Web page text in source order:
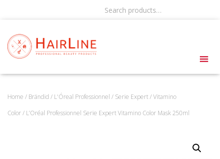
Search products…
Home / Brändid / L'Óreal Professionnel / Serie Expert/Vitamino
Color/ L’Oréal Professionnel Serie Expert Vitamino Color Mask 250ml